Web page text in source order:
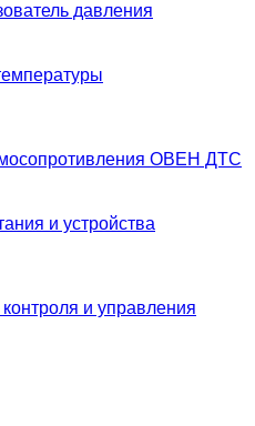
давления
ОВЕН ДТС
и устройства
и управления